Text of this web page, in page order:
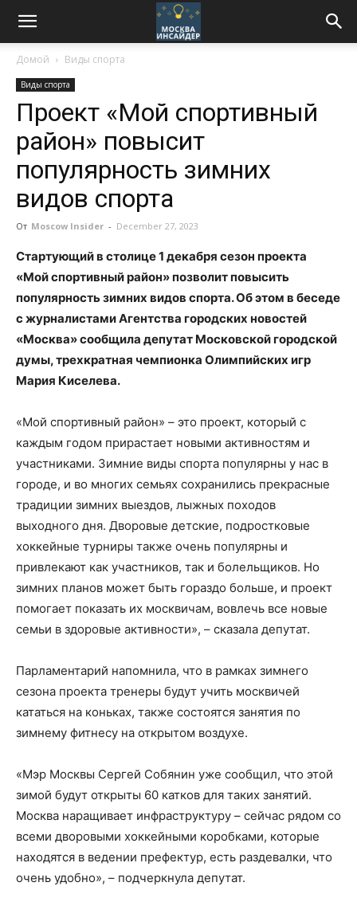
Домой Виды спорта
Виды спорта
Проект «Мой спортивный
район» повысит
популярность зимних
видов спорта
От Moscow Insider - December 27, 2023
Стартующий в столице 1 декабря сезон проекта
«Мой спортивный район» позволит повысить
популярность зимних видов спорта. Об этом в беседе
с журналистами Агентства городских новостей
«Москва» сообщила депутат Московской городской
думы, трехкратная чемпионка Олимпийских игр
Мария Киселева.
«Мой спортивный район» – это проект, который с
каждым годом прирастает новыми активностям и
участниками. Зимние виды спорта популярны у нас в
городе, и во многих семьях сохранились прекрасные
традиции зимних выездов, лыжных походов
выходного дня. Дворовые детские, подростковые
хоккейные турниры также очень популярны и
привлекают как участников, так и болельщиков. Но
зимних планов может быть гораздо больше, и проект
помогает показать их москвичам, вовлечь все новые
семьи в здоровые активности», – сказала депутат.
Парламентарий напомнила, что в рамках зимнего
сезона проекта тренеры будут учить москвичей
кататься на коньках, также состоятся занятия по
зимнему фитнесу на открытом воздухе.
«Мэр Москвы Сергей Собянин уже сообщил, что этой
зимой будут открыты 60 катков для таких занятий.
Москва наращивает инфраструктуру – сейчас рядом со
всеми дворовыми хоккейными коробками, которые
находятся в ведении префектур, есть раздевалки, что
очень удобно», – подчеркнула депутат.